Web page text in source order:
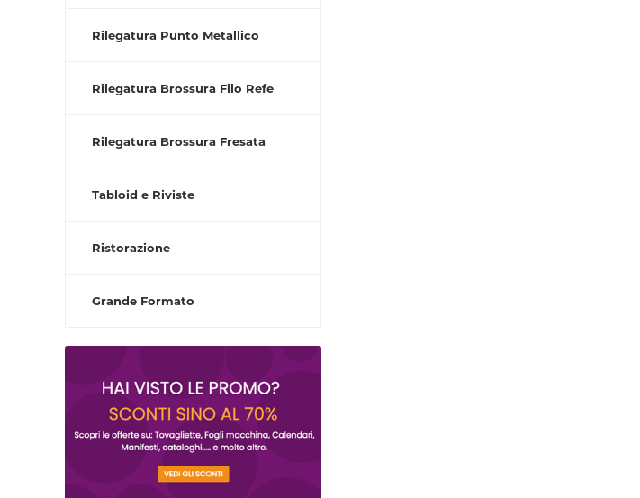
Rilegatura Punto Metallico
Rilegatura Brossura Filo Refe
Rilegatura Brossura Fresata
Tabloid e Riviste
Ristorazione
Grande Formato